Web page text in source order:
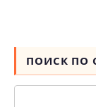
ПОИСК ПО